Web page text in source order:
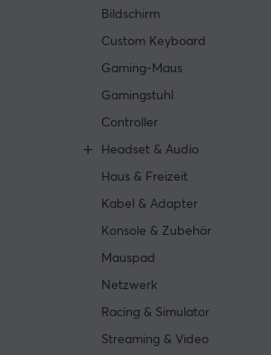
Bildschirm
Custom Keyboard
Gaming-Maus
Gamingstuhl
Controller
Headset & Audio
Haus & Freizeit
Kabel & Adapter
Konsole & Zubehör
Mauspad
Netzwerk
Racing & Simulator
Streaming & Video